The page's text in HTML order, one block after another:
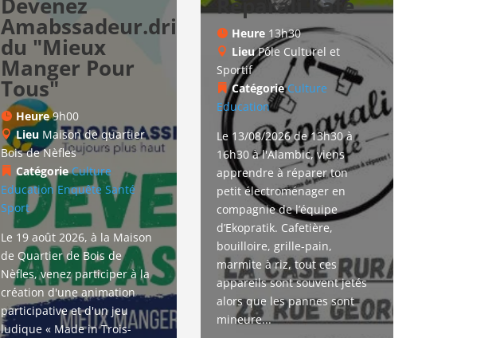
Amabssadeur.drice
du "Mieux
Manger Pour
Tous"
Heure9h00
Lieu Maison de quartier
Bois de Nèfles
CatégorieCulture
Education Enquête Santé
Sport
Le 19 août 2026, à la Maison
de Quartier de Bois de
Nèfles, venez participer à la
création d'une animation
participative et d'un jeu
ludique « Made in Trois-
Heure 13h30
LieuPôle Culturel et
Sportif
CatégorieCulture
Education
Le 13/08/2026 de 13h30 à
16h30 à l'Alambic, viens
apprendre à réparer ton
petit électroménager en
compagnie de l’équipe
d’Ekopratik. Cafetière,
bouilloire, grille-pain,
marmite à riz, tout ces
appareils sont souvent jetés
alors que les pannes sont
mineure...